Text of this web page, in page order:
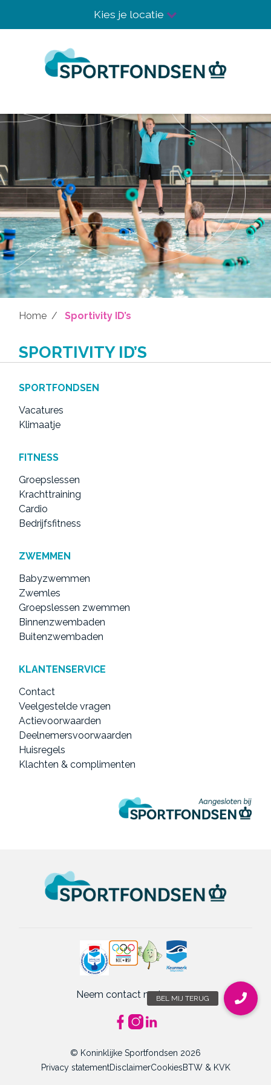
Kies je locatie
Home Sportivity ID’s
SPORTIVITY ID’S
SPORTFONDSEN
Vacatures
Klimaatje
FITNESS
Groepslessen
Krachttraining
Cardio
Bedrijfsfitness
ZWEMMEN
Babyzwemmen
Zwemles
Groepslessen zwemmen
Binnenzwembaden
Buitenzwembaden
KLANTENSERVICE
Contact
Veelgestelde vragen
Actievoorwaarden
Deelnemersvoorwaarden
Huisregels
Klachten & complimenten
Neem contact met ons op
© Koninklijke Sportfondsen 2026
Privacy statementDisclaimerCookiesBTW & KVK